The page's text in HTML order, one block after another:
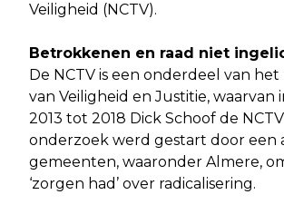
Veiligheid (NCTV).
Betrokkenen en raad niet
De NCTV is een onderdeel van het
van Veiligheid en Justitie, waarvan
2013 tot 2018 Dick Schoof de
onderzoek werd gestart door een
gemeenten, waaronder Almere,
‘zorgen had’ over radicalisering.